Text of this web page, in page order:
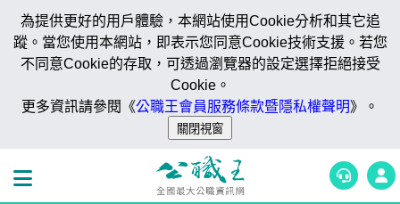
為提供更好的用戶體驗，本網站使用Cookie分析和其它追
蹤。當您使用本網站，即表示您同意Cookie技術支援。若您
不同意Cookie的存取，可透過瀏覽器的設定選擇拒絕接受
Cookie。
更多資訊請參閱《公職王會員服務條款暨隱私權聲明》。